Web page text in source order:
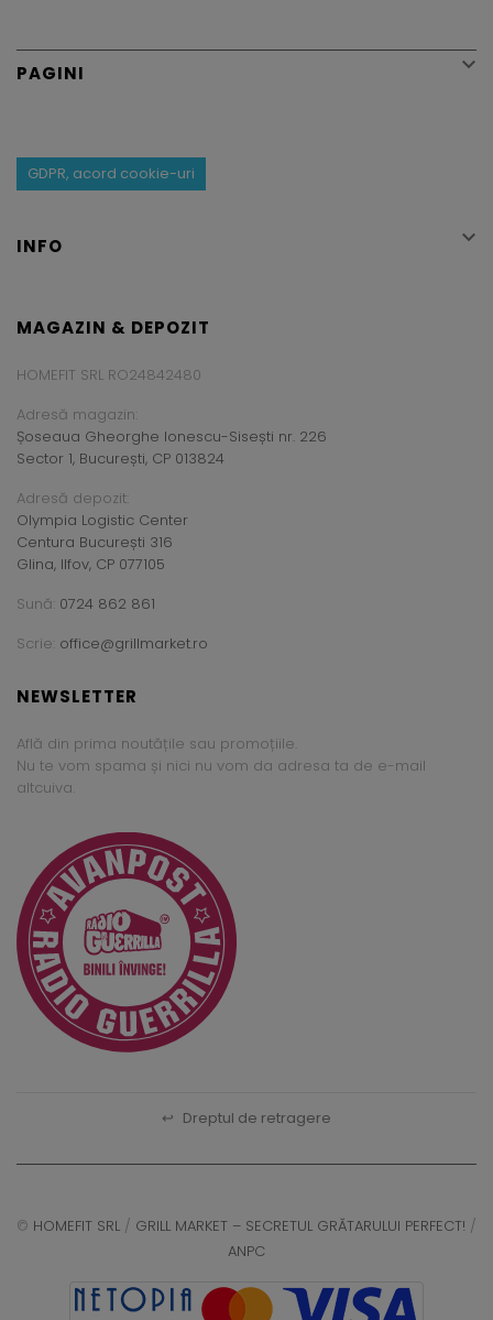
PAGINI 
GDPR, acord cookie-uri
INFO 
MAGAZIN & DEPOZIT
HOMEFIT SRL RO24842480
Adresă magazin:
Șoseaua Gheorghe Ionescu-Sisești nr. 226
Sector 1, București, CP 013824
Adresă depozit:
Olympia Logistic Center
Centura București 316
Glina, Ilfov, CP 077105
Sună: 0724 862 861
Scrie: office@grillmarket.ro
NEWSLETTER
Află din prima noutățile sau promoțiile.
Nu te vom spama și nici nu vom da adresa ta de e-mail
altcuiva.
↩ Dreptul de retragere
© HOMEFIT SRL / GRILL MARKET – SECRETUL GRĂTARULUI PERFECT! /
ANPC